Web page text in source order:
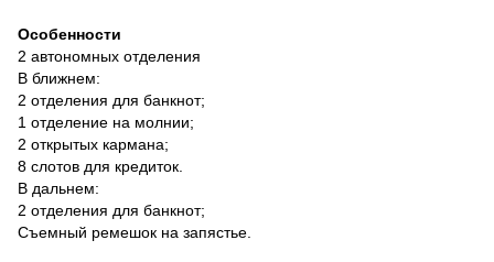
Особенности
2 автономных отделения
В ближнем:
2 отделения для банкнот;
1 отделение на молнии;
2 открытых кармана;
8 слотов для кредиток.
В дальнем:
2 отделения для банкнот;
Съемный ремешок на запястье.